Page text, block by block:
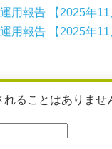
用報告 【2025年11
用報告 【2025年11
ることはありませ